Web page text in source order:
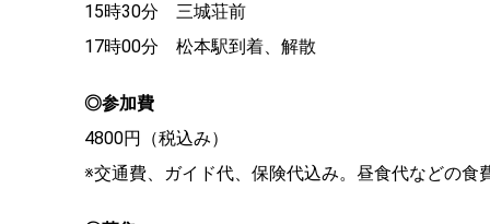
15時30分 三城荘前
17時00分 松本駅到着、解散
◎参加費
4800円（税込み）
※交通費、ガイド代、保険代込み。昼食代などの食